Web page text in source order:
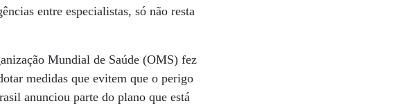
entre especialistas, só não resta
Mundial de Saúde (OMS) fez
medidas que evitem que o perigo
anunciou parte do plano que está